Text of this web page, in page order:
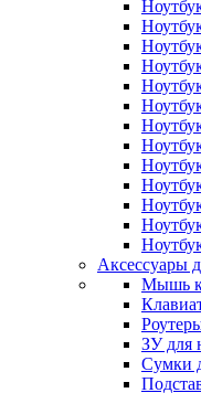
Аксессуары
Мышь
ЗУ для
Сумки